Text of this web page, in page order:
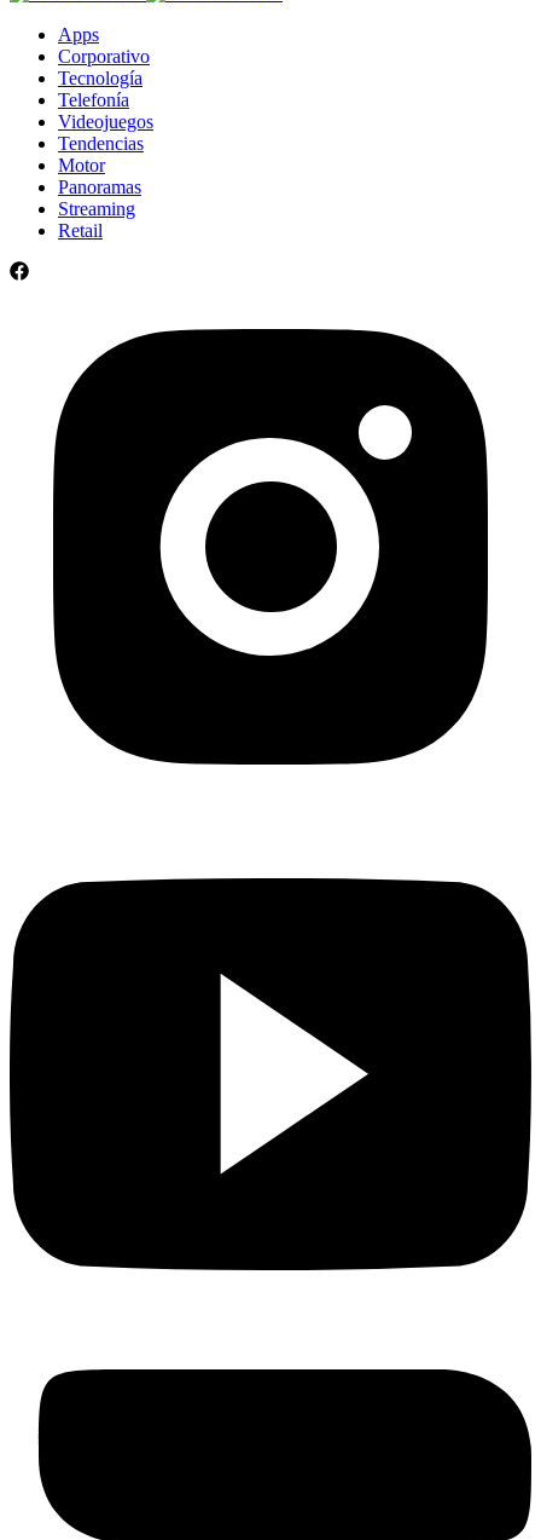
Apps
Corporativo
Tecnología
Telefonía
Videojuegos
Tendencias
Motor
Panoramas
Streaming
Retail